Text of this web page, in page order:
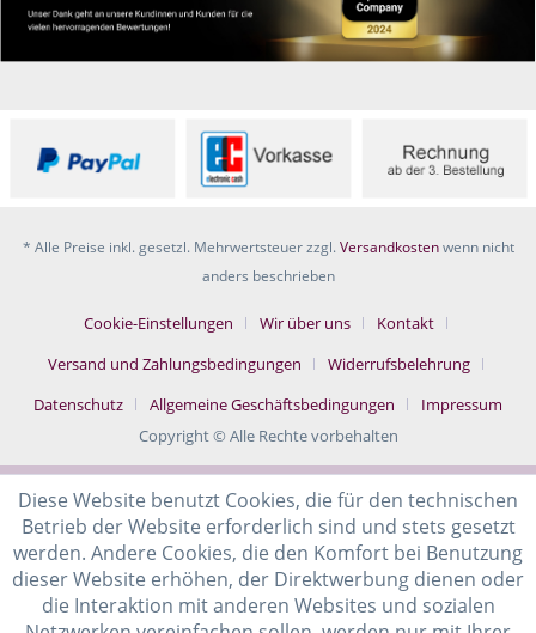
* Alle Preise inkl. gesetzl. Mehrwertsteuer zzgl.Versandkostenwenn nicht
anders beschrieben
Cookie-Einstellungen Wir über uns
Kontakt
Versand und Zahlungsbedingungen
Widerrufsbelehrung
Datenschutz
Allgemeine Geschäftsbedingungen
Impressum
Copyright © Alle Rechte vorbehalten
Diese Website benutzt Cookies, die für den technischen
Betrieb der Website erforderlich sind und stets gesetzt
werden. Andere Cookies, die den Komfort bei Benutzung
dieser Website erhöhen, der Direktwerbung dienen oder
die Interaktion mit anderen Websites und sozialen